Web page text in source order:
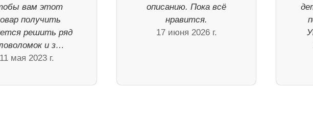
вам этот
получить
решить ряд
и з…
11 мая 2023 г.
описанию. Пока всё
нравится.
17 июня 2026 г.